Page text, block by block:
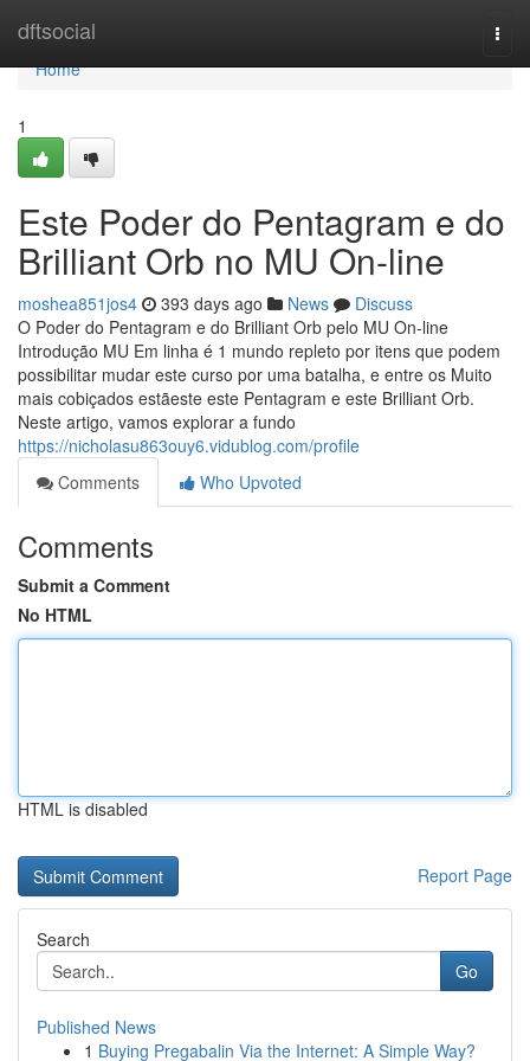
dftsocial
Home
Home
1
Este Poder do Pentagram e do
Brilliant Orb no MU On-line
moshea851jos4 393 days ago News
Discuss
O Poder do Pentagram e do Brilliant Orb pelo MU On-line
Introdução MU Em linha é 1 mundo repleto por itens que podem
possibilitar mudar este curso por uma batalha, e entre os Muito
mais cobiçados estãeste este Pentagram e este Brilliant Orb.
Neste artigo, vamos explorar a fundo
https://nicholasu863ouy6.vidublog.com/profile
Comments
Who Upvoted
Comments
Submit a Comment
No HTML
HTML is disabled
Report Page
Search
Go
Published News
1 Buying Pregabalin Via the Internet: A Simple Way?